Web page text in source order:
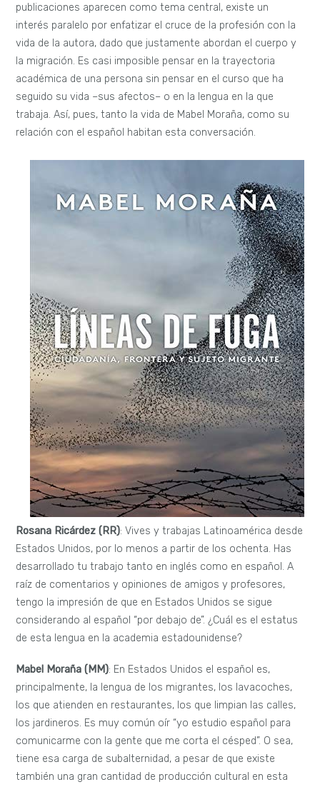
publicaciones aparecen como tema central, existe un
interés paralelo por enfatizar el cruce de la profesión con la
vida de la autora, dado que justamente abordan el cuerpo y
la migración. Es casi imposible pensar en la trayectoria
académica de una persona sin pensar en el curso que ha
seguido su vida –sus afectos– o en la lengua en la que
trabaja. Así, pues, tanto la vida de Mabel Moraña, como su
relación con el español habitan esta conversación.
Rosana Ricárdez (RR): Vives y trabajas Latinoamérica desde
Estados Unidos, por lo menos a partir de los ochenta. Has
desarrollado tu trabajo tanto en inglés como en español. A
raíz de comentarios y opiniones de amigos y profesores,
tengo la impresión de que en Estados Unidos se sigue
considerando al español “por debajo de”. ¿Cuál es el estatus
de esta lengua en la academia estadounidense?
Mabel Moraña (MM): En Estados Unidos el español es,
principalmente, la lengua de los migrantes, los lavacoches,
los que atienden en restaurantes, los que limpian las calles,
los jardineros. Es muy común oír “yo estudio español para
comunicarme con la gente que me corta el césped”. O sea,
tiene esa carga de subalternidad, a pesar de que existe
también una gran cantidad de producción cultural en esta